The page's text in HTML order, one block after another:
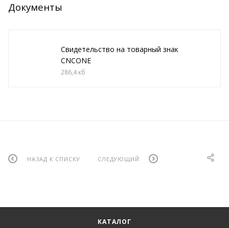
Документы
Свидетельство на товарный знак
CNCONE
286,4 кб
НАЗАД К СПИСКУ СЛЕДУЮЩИЙ
КАТАЛОГ